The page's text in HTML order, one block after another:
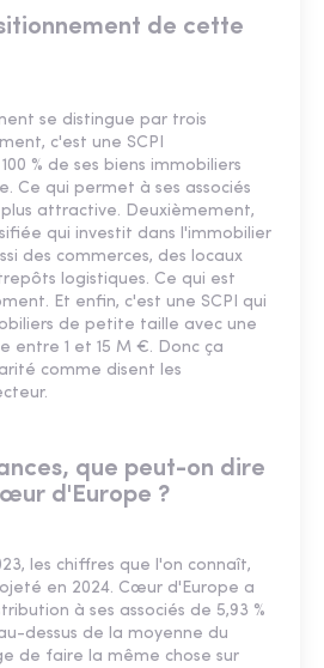
de cette
se distingue par trois
c'est une SCPI
% de ses biens immobiliers
Ce qui permet à ses associés
attractive. Deuxièmement,
qui investit dans l'immobilier
des commerces, des locaux
logistiques. Ce qui est
Et enfin, c'est une SCPI qui
de petite taille avec une
entre 1 et 15 M €. Donc ça
comme disent les
que peut-on dire
d'Europe ?
les chiffres que l'on connaît,
en 2024. Cœur d'Europe a
à ses associés de 5,93 %
dessus de la moyenne du
de faire la même chose sur